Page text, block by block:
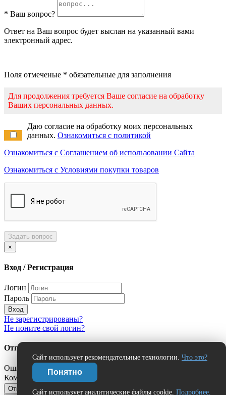
Сайт использует рекомендательные технологии. Что это?
Понятно
Сайт использует аналитические файлы cookie. Подробнее.
* Ваш вопрос?
Ответ на Ваш вопрос будет выслан на указанный вами
электронный адрес.
Поля отмеченые * обязательные для заполнения
Для продолжения требуется Ваше согласие на обработку
Ваших персональных данных.
Даю согласие на обработку моих персональных
данных. Ознакомиться с политикой
Ознакомиться с Соглашением об использовании Сайта
Ознакомиться с Условиями покупки товаров
Задать вопрос
×
Вход / Регистрация
Логин
Пароль
Вход
Не зарегистрированы?
Не поните свой логин?
Отправить сообщение об ошибке?
Ошибка:
Комментарий (дополнительно)
Отправить